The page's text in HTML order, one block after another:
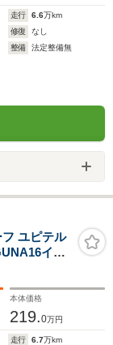
走行 6.6万km
修復
なし
整備
法定整備無
ユピテル
イン
本体価格
219.0万円
走行 6.7万km